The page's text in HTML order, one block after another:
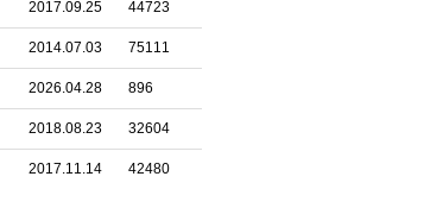
2017.09.25 44723
2014.07.03 75111
2026.04.28 896
2018.08.23 32604
2017.11.14 42480